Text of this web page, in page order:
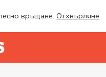
връщане. Отхвърляне